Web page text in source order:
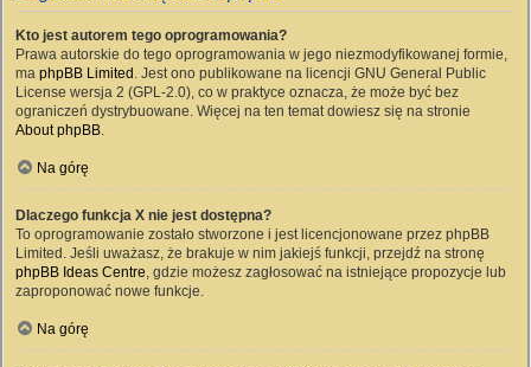
Kto jest autorem tego oprogramowania?
Prawa autorskie do tego oprogramowania w jego niezmodyfikowanej formie,
ma phpBB Limited . Jest ono publikowane na licencji GNU General Public
License wersja 2 (GPL-2.0), co w praktyce oznacza, że może być bez
ograniczeń dystrybuowane. Więcej na ten temat dowiesz się na stronie
About phpBB.
Na górę
Dlaczego funkcja X nie jest dostępna?
To oprogramowanie zostało stworzone i jest licencjonowane przez phpBB
Limited. Jeśli uważasz, że brakuje w nim jakiejś funkcji, przejdź na stronę
phpBB Ideas Centre, gdzie możesz zagłosować na istniejące propozycje lub
zaproponować nowe funkcje.
Na górę